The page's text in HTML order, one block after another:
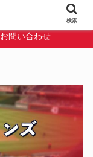
お問い合わせ
検索